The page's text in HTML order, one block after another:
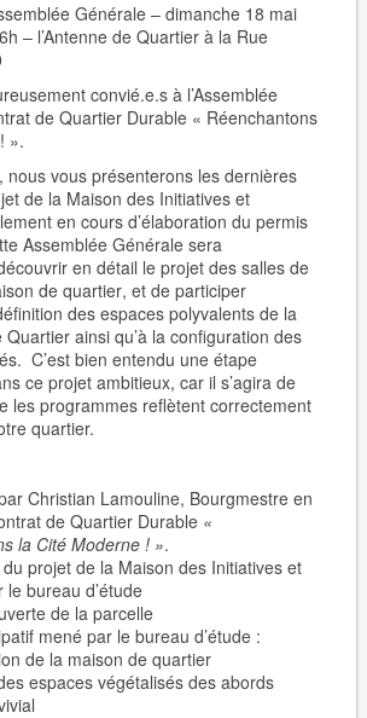
Générale – dimanche 18 mai
– l’Antenne de Quartier à la Rue
convié.e.s à l’Assemblée
de Quartier Durable « Réenchantons
».
nous vous présenterons les dernières
de la Maison des Initiatives et
en cours d’élaboration du permis
Assemblée Générale sera
en détail le projet des salles de
de quartier, et de participer
des espaces polyvalents de la
ainsi qu’à la configuration des
C’est bien entendu une étape
ce projet ambitieux, car il s’agira de
les programmes reflètent correctement
quartier.
Christian Lamouline, Bourgmestre en
de Quartier Durable «
la Cité Moderne ! ».
projet de la Maison des Initiatives et
le bureau d’étude
de la parcelle
mené par le bureau d’étude :
de la maison de quartier
espaces végétalisés des abords